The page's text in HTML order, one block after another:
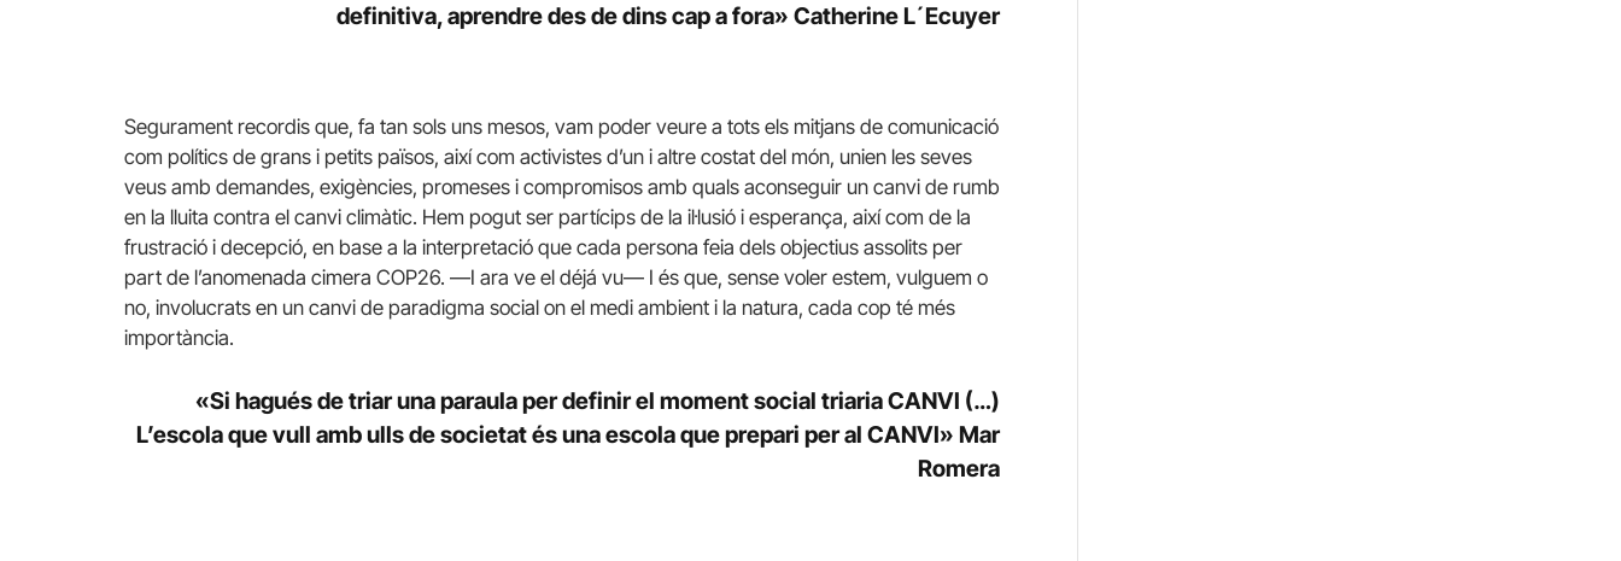
definitiva, aprendre des de dins cap a fora» Catherine L´Ecuyer
Segurament recordis que, fa tan sols uns mesos, vam poder veure a tots els mitjans de comunicació
com polítics de grans i petits països, així com activistes d’un i altre costat del món, unien les seves
veus amb demandes, exigències, promeses i compromisos amb quals aconseguir un canvi de rumb
en la lluita contra el canvi climàtic. Hem pogut ser partícips de la il·lusió i esperança, així com de la
frustració i decepció, en base a la interpretació que cada persona feia dels objectius assolits per
part de l’anomenada cimera COP26. —I ara ve el déjá vu— I és que, sense voler estem, vulguem o
no, involucrats en un canvi de paradigma social on el medi ambient i la natura, cada cop té més
importància.
«Si hagués de triar una paraula per definir el moment social triaria CANVI (…)
L’escola que vull amb ulls de societat és una escola que prepari per al CANVI» Mar
Romera